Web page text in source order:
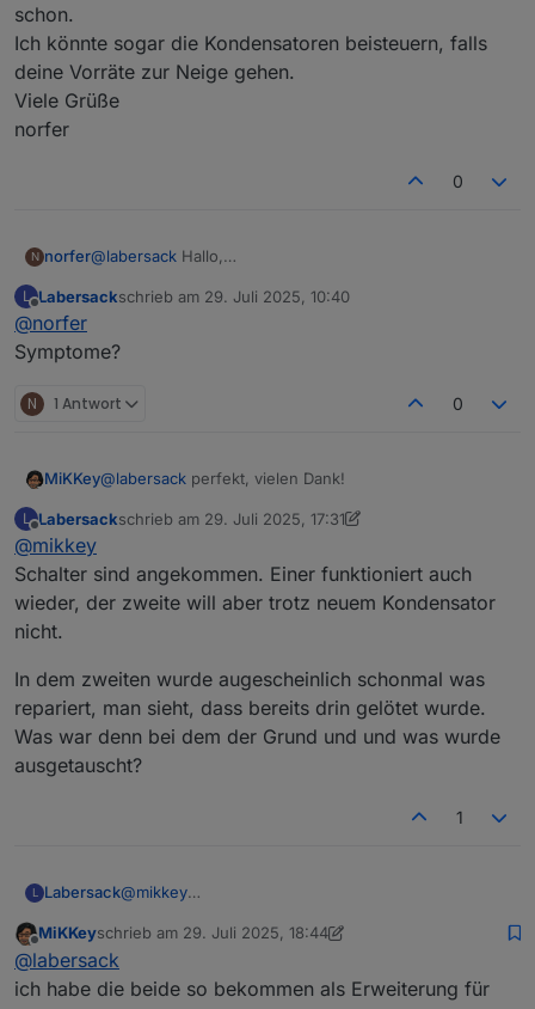
schon.
Ich könnte sogar die Kondensatoren beisteuern, falls
deine Vorräte zur Neige gehen.
Viele Grüße
norfer
0
N norfer@labersack Hallo,
vor sich hin: 3 Stück hat es schon erwischt, 1 Dimmer
hatte ich schon selber versucht, Kondensatoren
Kann ich dir diese 4 schicken zur Inspektion bzw
Ich könnte sogar die Kondensatoren beisteuern, falls
Viele Grüße
norfer
L
Offline
Labersackschrieb am 29. Juli 2025, 10:40
zuletzt editiert von
@norfer
Symptome?
N 1 Antwort 0
MiKKey@labersack perfekt, vielen Dank!
L
Offline
Labersackschrieb am 29. Juli 2025, 17:31
zuletzt editiert von Labersack
@mikkey
Schalter sind angekommen. Einer funktioniert auch
wieder, der zweite will aber trotz neuem Kondensator
nicht.
In dem zweiten wurde augescheinlich schonmal was
repariert, man sieht, dass bereits drin gelötet wurde.
Was war denn bei dem der Grund und und was wurde
ausgetauscht?
1
L Labersack@mikkey
wieder, der zweite will aber trotz neuem
In dem zweiten wurde augescheinlich schonmal
wurde.
Offline
MiKKeyschrieb am 29. Juli 2025, 18:44
zuletzt editiert von MiKKey
@labersack
ich habe die beide so bekommen als Erweiterung für